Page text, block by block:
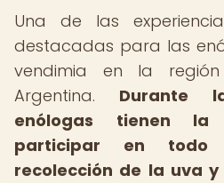
Una de las
destacadas para las
vendimia en la
Argentina. Durante
enólogas tienen la
participar en
recolección de la uva